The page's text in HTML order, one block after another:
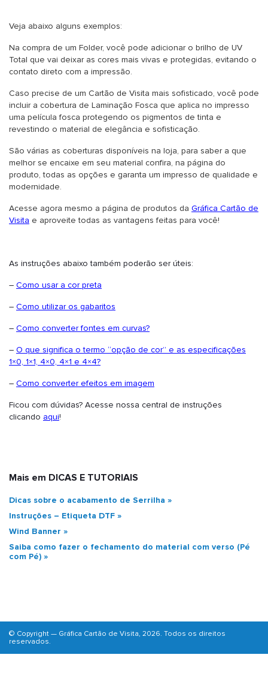
Veja abaixo alguns exemplos:
Na compra de um Folder, você pode adicionar o brilho de UV
Total que vai deixar as cores mais vivas e protegidas, evitando o
contato direto com a impressão.
Caso precise de um Cartão de Visita mais sofisticado, você pode
incluir a cobertura de Laminação Fosca que aplica no impresso
uma película fosca protegendo os pigmentos de tinta e
revestindo o material de elegância e sofisticação.
São várias as coberturas disponíveis na loja, para saber a que
melhor se encaixe em seu material confira, na página do
produto, todas as opções e garanta um impresso de qualidade e
modernidade.
Acesse agora mesmo a página de produtos da Gráfica Cartão de
Visita e aproveite todas as vantagens feitas para você!
As instruções abaixo também poderão ser úteis:
– Como usar a cor preta
– Como utilizar os gabaritos
– Como converter fontes em curvas?
– O que significa o termo “opção de cor” e as especificações
1×0, 1×1, 4×0, 4×1 e 4×4?
– Como converter efeitos em imagem
Ficou com dúvidas? Acesse nossa central de instruções
clicando aqui!
Mais em DICAS E TUTORIAIS
Dicas sobre o acabamento de Serrilha
Instruções – Etiqueta DTF
Wind Banner
Saiba como fazer o fechamento do material com verso (Pé
com Pé)
© Copyright — Gráfica Cartão de Visita, 2026. Todos os direitos
reservados.